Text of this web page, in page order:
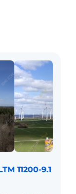
11200-9.1